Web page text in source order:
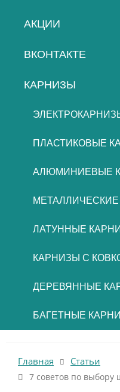
АКЦИИ
ВКОНТАКТЕ
КАРНИЗЫ
ПЛАСТИКОВЫЕ
АЛЮМИНИЕВЫЕ
ЛАТУННЫЕ
КАРНИЗЫ С
ДЕРЕВЯННЫЕ
БАГЕТНЫЕ
Главная Статьи
7 советов по выбору